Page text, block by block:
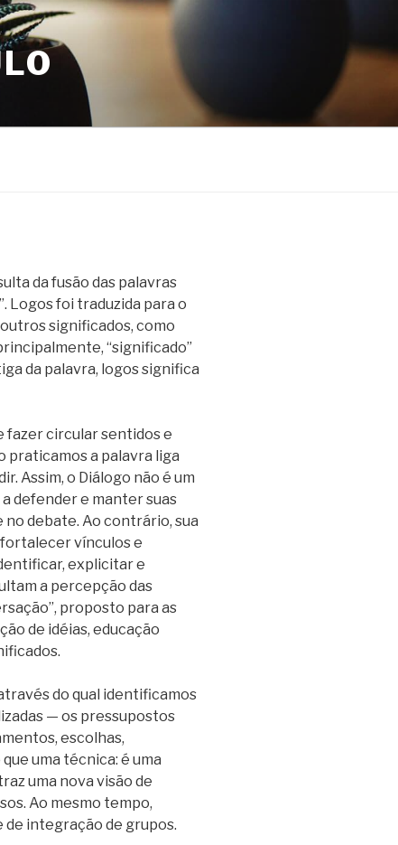
da fusão das palavras
Logos foi traduzida para o
significados, como
“significado”
da palavra, logos significa
fazer circular sentidos e
praticamos a palavra liga
Assim, o Diálogo não é um
defender e manter suas
no debate. Ao contrário, sua
vínculos e
explicitar e
a percepção das
proposto para as
de idéias, educação
do qual identificamos
— os pressupostos
escolhas,
uma técnica: é uma
uma nova visão de
Ao mesmo tempo,
integração de grupos.